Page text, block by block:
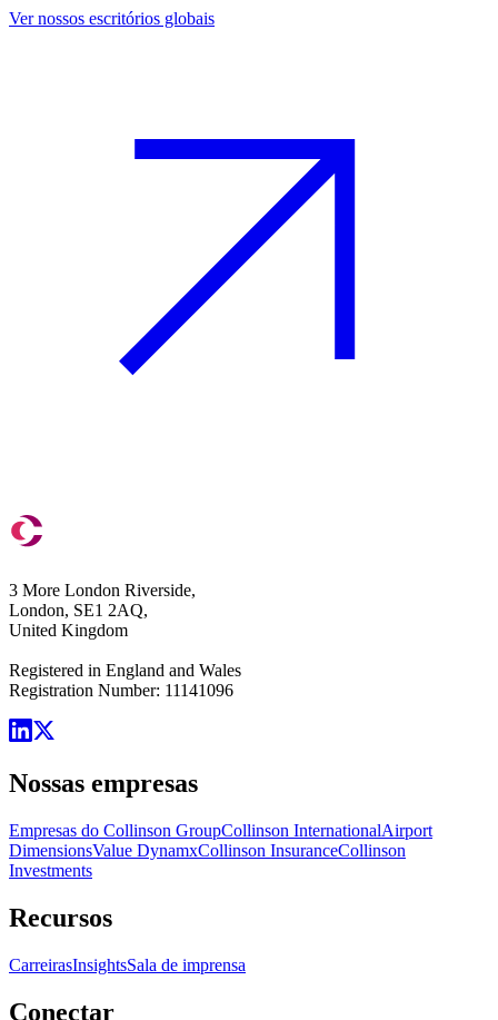
Ver nossos escritórios globais
3 More London Riverside,
London, SE1 2AQ,
United Kingdom
Registered in England and Wales
Registration Number: 11141096
Nossas empresas
Empresas do Collinson GroupCollinson InternationalAirport
DimensionsValue DynamxCollinson InsuranceCollinson
Investments
Recursos
CarreirasInsightsSala de imprensa
Conectar